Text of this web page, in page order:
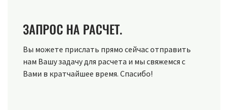
ЗАПРОС НА РАСЧЕТ.
Вы можете прислать прямо сейчас отправить
нам Вашу задачу для расчета и мы свяжемся с
Вами в кратчайшее время. Спасибо!